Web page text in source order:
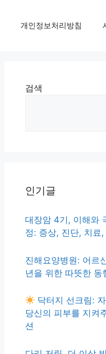
개인정보처리방침
검색
인기글
대장암 4기, 이해와
정: 증상, 진단, 치료
진해요양병원: 어르
년을 위한 따뜻한 동
닥터지 선크림:
당신의 피부를 지켜
션